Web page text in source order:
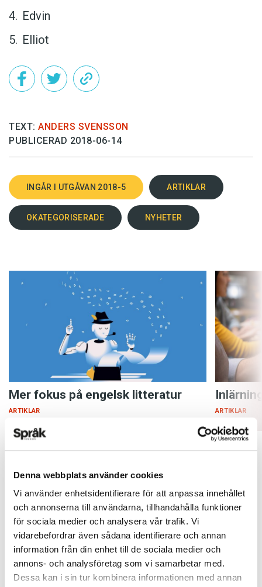
Denna webbplats använder cookies
Vi använder enhetsidentifierare för att anpassa innehållet
och annonserna till användarna, tillhandahålla funktioner
för sociala medier och analysera vår trafik. Vi
vidarebefordrar även sådana identifierare och annan
information från din enhet till de sociala medier och
annons- och analysföretag som vi samarbetar med.
Dessa kan i sin tur kombinera informationen med annan
Edvin
Elliot
TEXT: ANDERS SVENSSON
PUBLICERAD 2018-06-14
INGÅR I UTGÅVAN 2018-5 ARTIKLAR
OKATEGORISERADE NYHETER
Mer fokus på engelsk litteratur
ARTIKLAR ARTIKLAR